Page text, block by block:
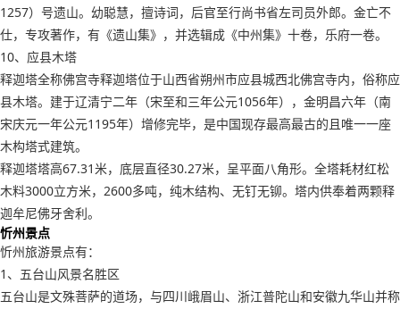
1257）号遗山。幼聪慧，擅诗词，后官至行尚书省左司员外郎。金亡不
仕，专攻著作，有《遗山集》，并选辑成《中州集》十卷，乐府一卷。
10、应县木塔
释迦塔全称佛宫寺释迦塔位于山西省朔州市应县城西北佛宫寺内，俗称应
县木塔。建于辽清宁二年（宋至和三年公元1056年），金明昌六年（南
宋庆元一年公元1195年）增修完毕，是中国现存最高最古的且唯一一座
木构塔式建筑。
释迦塔塔高67.31米，底层直径30.27米，呈平面八角形。全塔耗材红松
木料3000立方米，2600多吨，纯木结构、无钉无铆。塔内供奉着两颗释
迦牟尼佛牙舍利。
忻州景点
忻州旅游景点有：
1、五台山风景名胜区
五台山是文殊菩萨的道场，与四川峨眉山、浙江普陀山和安徽九华山并称